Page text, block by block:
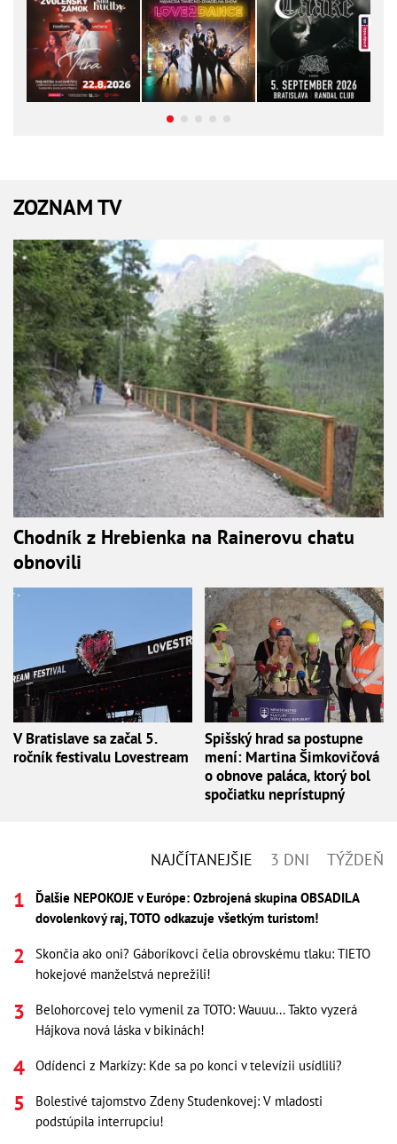
ZOZNAM TV
Chodník z Hrebienka na Rainerovu chatu
obnovili
V Bratislave sa začal 5.
ročník festivalu Lovestream
Spišský hrad sa postupne
mení: Martina Šimkovičová
o obnove paláca, ktorý bol
spočiatku neprístupný
NAJČÍTANEJŠIE 3 DNI TÝŽDEŇ
Ďalšie NEPOKOJE v Európe: Ozbrojená skupina OBSADILA
dovolenkový raj, TOTO odkazuje všetkým turistom!
Skončia ako oni? Gáboríkovci čelia obrovskému tlaku: TIETO
hokejové manželstvá neprežili!
Belohorcovej telo vymenil za TOTO: Wauuu... Takto vyzerá
Hájkova nová láska v bikinách!
Odídenci z Markízy: Kde sa po konci v televízii usídlili?
Bolestivé tajomstvo Zdeny Studenkovej: V mladosti
podstúpila interrupciu!